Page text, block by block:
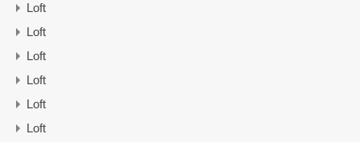
Loft
Loft
Loft
Loft
Loft
Loft